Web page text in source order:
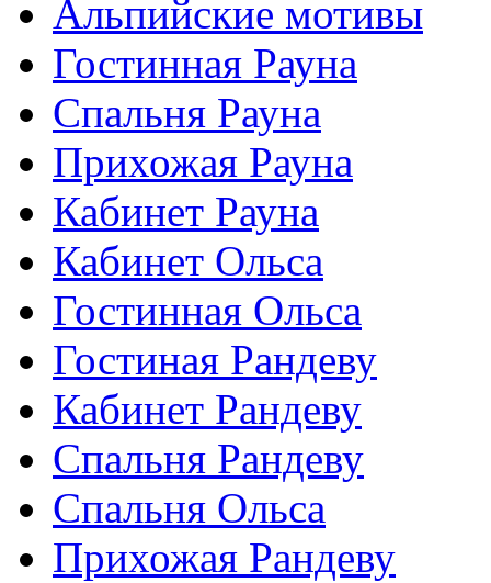
Альпийские мотивы
Гостинная Рауна
Спальня Рауна
Прихожая Рауна
Кабинет Рауна
Кабинет Ольса
Гостинная Ольса
Гостиная Рандеву
Кабинет Рандеву
Спальня Рандеву
Спальня Ольса
Прихожая Рандеву